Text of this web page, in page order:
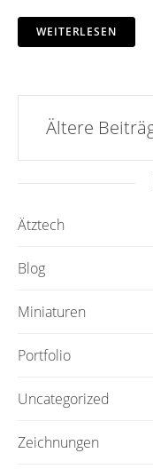
WEITERLESEN
Beitrags-
Navigation
Ältere
Ätztech
Blog
Miniaturen
Portfolio
Uncategorized
Zeichnungen